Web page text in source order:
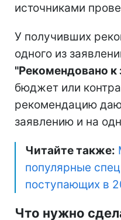
источниками
У получивших
одного из
"Рекомендовано к
бюджет или
рекомендацию
заявлению и на
Читайте также:
популярные
поступающих в
Что нужно